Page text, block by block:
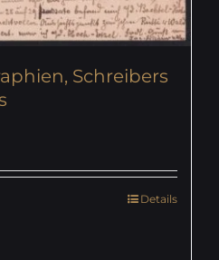
Schreibers
Details